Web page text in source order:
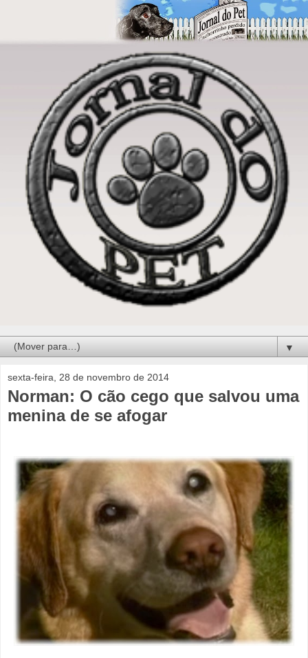
▼
sexta-feira, 28 de novembro de 2014
Norman: O cão cego que salvou uma
menina de se afogar